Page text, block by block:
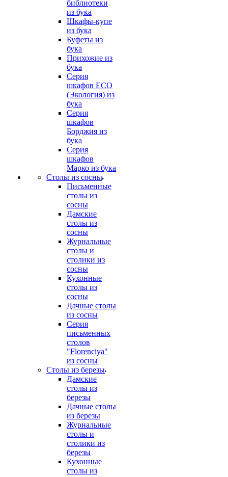
библиотеки
из бука
Шкафы-купе
из бука
Буфеты из
бука
Прихожие из
бука
Серия
шкафов ECO
(Экология) из
бука
Серия
шкафов
Борджия из
бука
Серия
шкафов
Марко из бука
Столы из сосны
Письменные
столы из
сосны
Дамские
столы из
сосны
Журнальные
столы и
столики из
сосны
Кухонные
столы из
сосны
Дачные столы
из сосны
Серия
письменных
столов
"Florenciya"
из сосны
Столы из березы
Дамские
столы из
березы
Дачные столы
из березы
Журнальные
столы и
столики из
березы
Кухонные
столы из